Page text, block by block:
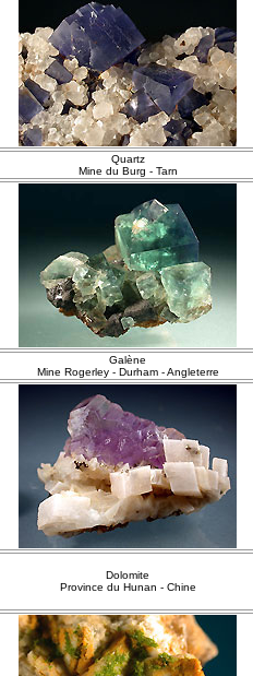
Quartz
Mine du Burg - Tarn
Galène
Mine Rogerley - Durham - Angleterre
Dolomite
Province du Hunan - Chine